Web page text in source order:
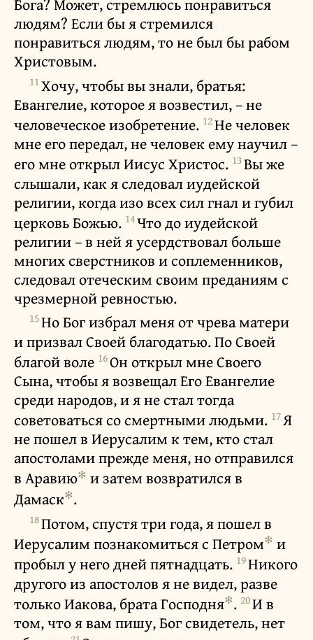
людям? Если бы я стремился
понравиться людям, то не был бы рабом
Христовым.
11Хочу, чтобы вы знали, братья:
Евангелие, которое я возвестил, – не
человеческое изобретение. 12Не человек
мне его передал, не человек ему научил –
его мне открыл Иисус Христос. 13Вы же
слышали, как я следовал иудейской
религии, когда изо всех сил гнал и губил
церковь Божью. 14Что до иудейской
религии – в ней я усердствовал больше
многих сверстников и соплеменников,
следовал отеческим своим преданиям с
чрезмерной ревностью.
15Но Бог избрал меня от чрева матери
и призвал Своей благодатью. По Своей
благой воле 16Он открыл мне Своего
Сына, чтобы я возвещал Его Евангелие
среди народов, и я не стал тогда
советоваться со смертными людьми. 17Я
не пошел в Иерусалим к тем, кто стал
апостолами прежде меня, но отправился
в Аравию✻ и затем возвратился в
Дамаск✻.
18Потом, спустя три года, я пошел в
Иерусалим познакомиться с Петром✻ и
пробыл у него дней пятнадцать. 19Никого
другого из апостолов я не видел, разве
только Иакова, брата Господня✻. 20И в
том, что я вам пишу, Бог свидетель, нет